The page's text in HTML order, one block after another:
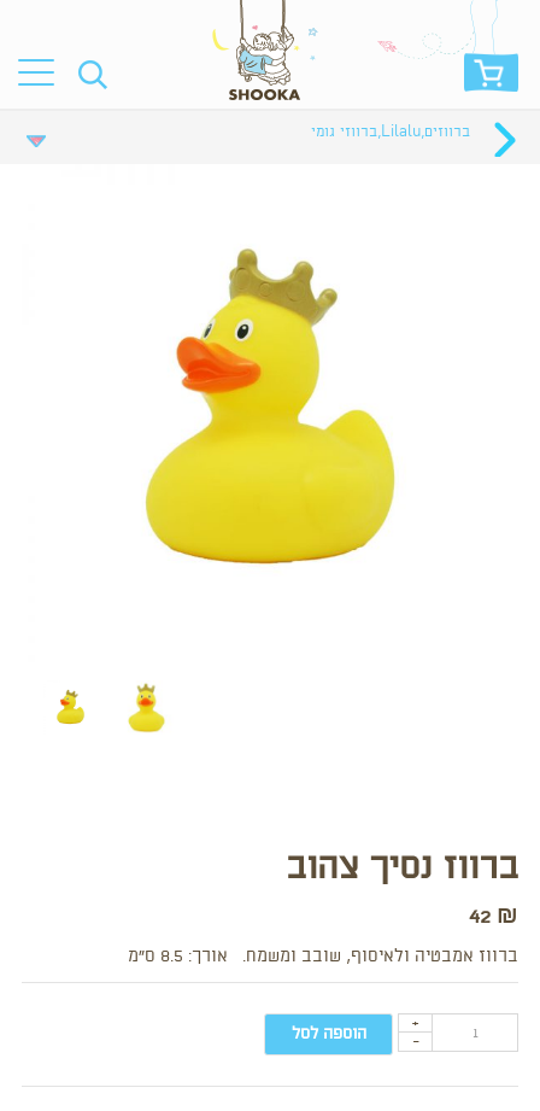
ברווזים,
Lilalu
,ברווזי גומי
ברווז נסיך צהוב
42 ₪
ברווז אמבטיה ולאיסוף, שובב ומשמח. אורך: 8.5 ס”מ
-
+ הוספה לסל